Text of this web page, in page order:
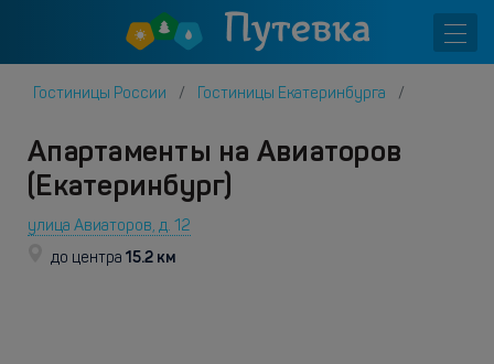
Гостиницы России Гостиницы Екатеринбурга
Апартаменты на Авиаторов
(Екатеринбург)
улица Авиаторов, д. 12
до центра 15.2 км